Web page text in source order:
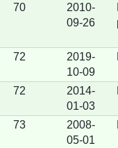
70
2010-
09-26
72
2019-
10-09
72
2014-
01-03
73
2008-
05-01